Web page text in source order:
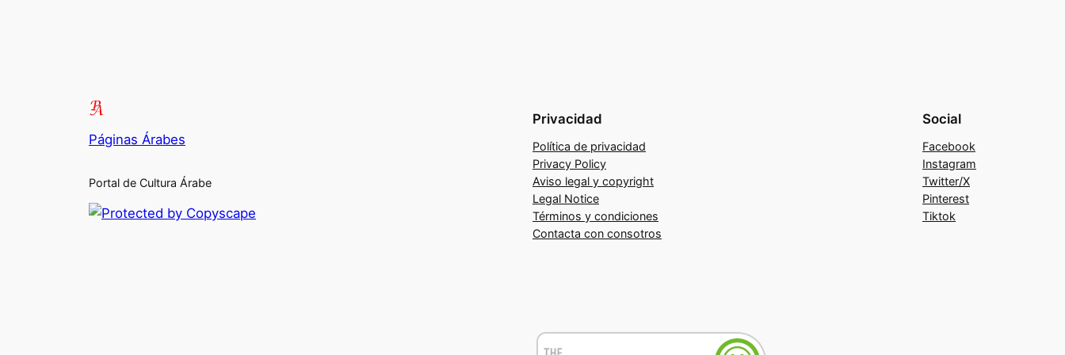
Páginas Árabes
Portal de Cultura Árabe
Privacidad
Política de privacidad
Privacy Policy
Aviso legal y copyright
Legal Notice
Términos y condiciones
Contacta con consotros
Social
Facebook
Instagram
Twitter/X
Pinterest
Tiktok